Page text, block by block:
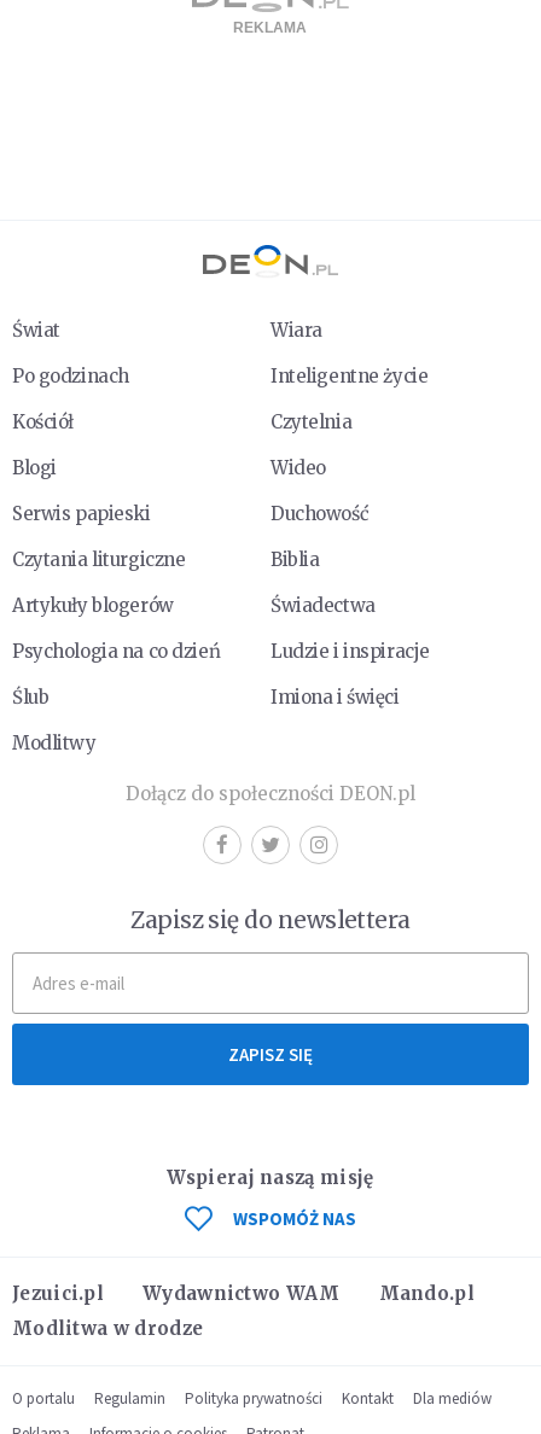
Świat
Wiara
Po godzinach
Inteligentne życie
Kościół
Czytelnia
Blogi
Wideo
Serwis papieski
Duchowość
Czytania liturgiczne
Biblia
Artykuły blogerów
Świadectwa
Psychologia na co dzień
Ludzie i inspiracje
Ślub
Imiona i święci
Modlitwy
Dołącz do społeczności DEON.pl
Zapisz się do newslettera
ZAPISZ SIĘ
Jezuici.pl Wydawnictwo WAM
Mando.pl
Modlitwa w drodze
Wspieraj naszą misję
WSPOMÓŻ NAS
O portalu Regulamin Polityka prywatności Kontakt
Dla mediów